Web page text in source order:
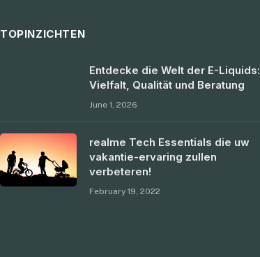
TOPINZICHTEN
Entdecke die Welt der E-Liquids:
Vielfalt, Qualität und Beratung
June 1, 2026
realme Tech Essentials die uw
vakantie-ervaring zullen
verbeteren!
February 19, 2022